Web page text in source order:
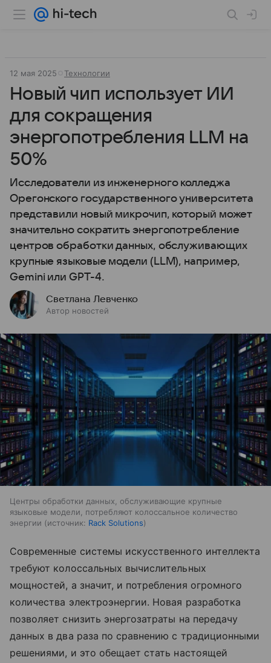
12 мая 2025 Технологии
Новый чип использует ИИ
для сокращения
энергопотребления LLM на
50%
Исследователи из инженерного колледжа
Орегонского государственного университета
представили новый микрочип, который может
значительно сократить энергопотребление
центров обработки данных, обслуживающих
крупные языковые модели (LLM), например,
Gemini или GPT-4.
Светлана Левченко
Автор новостей
Центры обработки данных, обслуживающие крупные
языковые модели, потребляют колоссальное количество
энергии
источник: Rack Solutions
Современные системы искусственного интеллекта
требуют колоссальных вычислительных
мощностей, а значит, и потребления огромного
количества электроэнергии. Новая разработка
позволяет снизить энергозатраты на передачу
данных в два раза по сравнению с традиционными
решениями, и это обещает стать настоящей